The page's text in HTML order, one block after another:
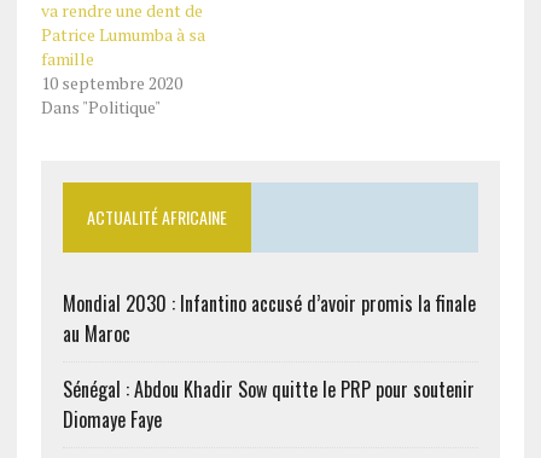
va rendre une dent de
Patrice Lumumba à sa
famille
10 septembre 2020
Dans "Politique"
ACTUALITÉ AFRICAINE
Mondial 2030 : Infantino accusé d’avoir promis la finale
au Maroc
Sénégal : Abdou Khadir Sow quitte le PRP pour soutenir
Diomaye Faye